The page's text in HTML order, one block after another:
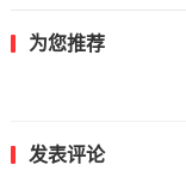
为您推荐
发表评论